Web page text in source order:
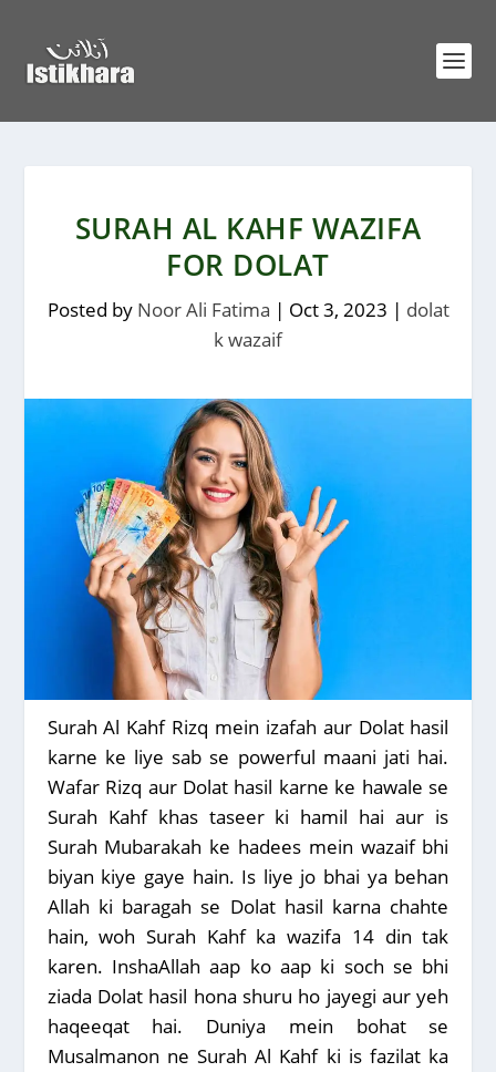
SURAH AL KAHF WAZIFA
FOR DOLAT
Posted by Noor Ali Fatima | Oct 3, 2023 | dolat
k wazaif
Surah Al Kahf Rizq mein izafah aur Dolat hasil
karne ke liye sab se powerful maani jati hai.
Wafar Rizq aur Dolat hasil karne ke hawale se
Surah Kahf khas taseer ki hamil hai aur is
Surah Mubarakah ke hadees mein wazaif bhi
biyan kiye gaye hain. Is liye jo bhai ya behan
Allah ki baragah se Dolat hasil karna chahte
hain, woh Surah Kahf ka wazifa 14 din tak
karen. InshaAllah aap ko aap ki soch se bhi
ziada Dolat hasil hona shuru ho jayegi aur yeh
haqeeqat hai. Duniya mein bohat se
Musalmanon ne Surah Al Kahf ki is fazilat ka